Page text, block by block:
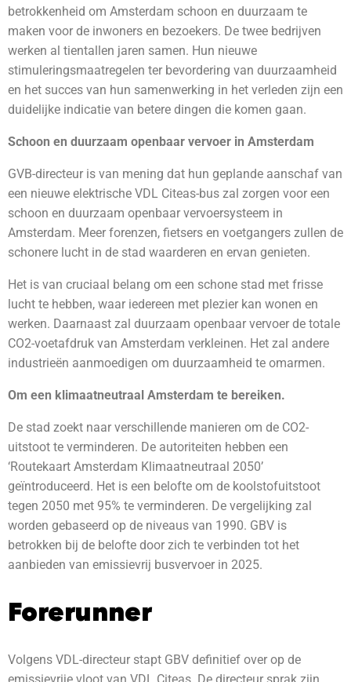
betrokkenheid om Amsterdam schoon en duurzaam te
maken voor de inwoners en bezoekers. De twee bedrijven
werken al tientallen jaren samen. Hun nieuwe
stimuleringsmaatregelen ter bevordering van duurzaamheid
en het succes van hun samenwerking in het verleden zijn een
duidelijke indicatie van betere dingen die komen gaan.
Schoon en duurzaam openbaar vervoer in Amsterdam
GVB-directeur is van mening dat hun geplande aanschaf van
een nieuwe elektrische VDL Citeas-bus zal zorgen voor een
schoon en duurzaam openbaar vervoersysteem in
Amsterdam. Meer forenzen, fietsers en voetgangers zullen de
schonere lucht in de stad waarderen en ervan genieten.
Het is van cruciaal belang om een schone stad met frisse
lucht te hebben, waar iedereen met plezier kan wonen en
werken. Daarnaast zal duurzaam openbaar vervoer de totale
CO2-voetafdruk van Amsterdam verkleinen. Het zal andere
industrieën aanmoedigen om duurzaamheid te omarmen.
Om een klimaatneutraal Amsterdam te bereiken.
De stad zoekt naar verschillende manieren om de CO2-
uitstoot te verminderen. De autoriteiten hebben een
‘Routekaart Amsterdam Klimaatneutraal 2050’
geïntroduceerd. Het is een belofte om de koolstofuitstoot
tegen 2050 met 95% te verminderen. De vergelijking zal
worden gebaseerd op de niveaus van 1990. GBV is
betrokken bij de belofte door zich te verbinden tot het
aanbieden van emissievrij busvervoer in 2025.
Forerunner
Volgens VDL-directeur stapt GBV definitief over op de